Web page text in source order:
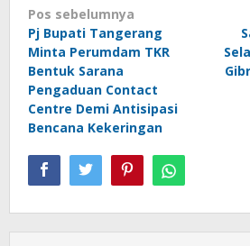
Navigasi
pos
Pos sebelumnya
Pj Bupati Tangerang
Minta Perumdam TKR
Bentuk Sarana
Pengaduan Contact
Centre Demi Antisipasi
Bencana Kekeringan